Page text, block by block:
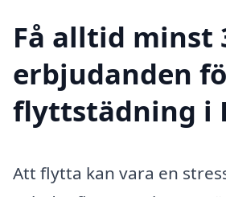
Få alltid minst
erbjudanden
flyttstädning i
Att flytta kan vara en